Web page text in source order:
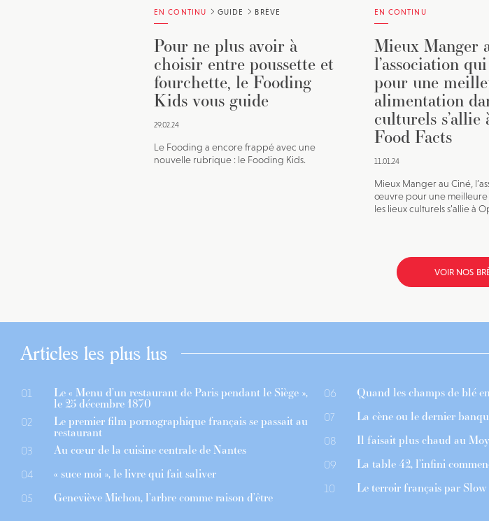
EN CONTINU GUIDE BRÈVE
Pour ne plus avoir à
choisir entre poussette et
fourchette, le Fooding
Kids vous guide
29.02.24
Le Fooding a encore frappé avec une
nouvelle rubrique : le Fooding Kids.
EN CONTINU
Mieux Manger
l’association
pour une
alimentation
culturels s’allie
Food Facts
11.01.24
Mieux Manger au Ciné,
œuvre pour une meilleure
les lieux culturels s’allie à
VOIR NOS
Articles les plus lus
01 Le « Menu d’un restaurant de Paris pendant le Siège »,
le 25 décembre 1870
02 Le premier film pornographique français se passait au
restaurant
03 Au cœur de la cuisine centrale de Nantes
04 « suce moi », le livre qui fait saliver
05 Geneviève Michon, l’arbre comme raison d’être
06 Quand les champs de blé
07 La cène ou le dernier
08 Il faisait plus chaud au
09 La table 42, l’infini
10 Le terroir français par Slow